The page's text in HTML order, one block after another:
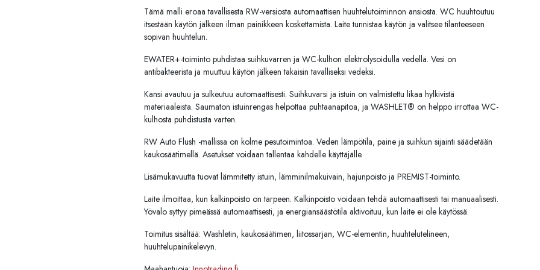
Tämä malli eroaa tavallisesta RW-versiosta automaattisen huuhtelutoiminnon ansiosta. WC huuhtoutuu
itsestään käytön jälkeen ilman painikkeen koskettamista. Laite tunnistaa käytön ja valitsee tilanteeseen
sopivan huuhtelun.
EWATER+-toiminto puhdistaa suihkuvarren ja WC-kulhon elektrolysoidulla vedellä. Vesi on
antibakteerista ja muuttuu käytön jälkeen takaisin tavalliseksi vedeksi.
Kansi avautuu ja sulkeutuu automaattisesti. Suihkuvarsi ja istuin on valmistettu likaa hylkivistä
materiaaleista. Saumaton istuinrengas helpottaa puhtaanapitoa, ja WASHLET® on helppo irrottaa WC-
kulhosta puhdistusta varten.
RW Auto Flush -mallissa on kolme pesutoimintoa. Veden lämpötila, paine ja suihkun sijainti säädetään
kaukosäätimellä. Asetukset voidaan tallentaa kahdelle käyttäjälle.
Lisämukavuutta tuovat lämmitetty istuin, lämminilmakuivain, hajunpoisto ja PREMIST-toiminto.
Laite ilmoittaa, kun kalkinpoisto on tarpeen. Kalkinpoisto voidaan tehdä automaattisesti tai manuaalisesti.
Yövalo syttyy pimeässä automaattisesti, ja energiansäästötila aktivoituu, kun laite ei ole käytössä.
Toimitus sisältää: Washletin, kaukosäätimen, liitossarjan, WC-elementin, huuhtelutelineen,
huuhtelupainikelevyn.